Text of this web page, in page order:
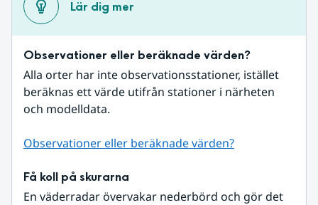
Lär dig mer
Observationer eller beräknade värden?
Alla orter har inte observationsstationer, istället
beräknas ett värde utifrån stationer i närheten
och modelldata.
Observationer eller beräknade värden?
Få koll på skurarna
En väderradar övervakar nederbörd och gör det